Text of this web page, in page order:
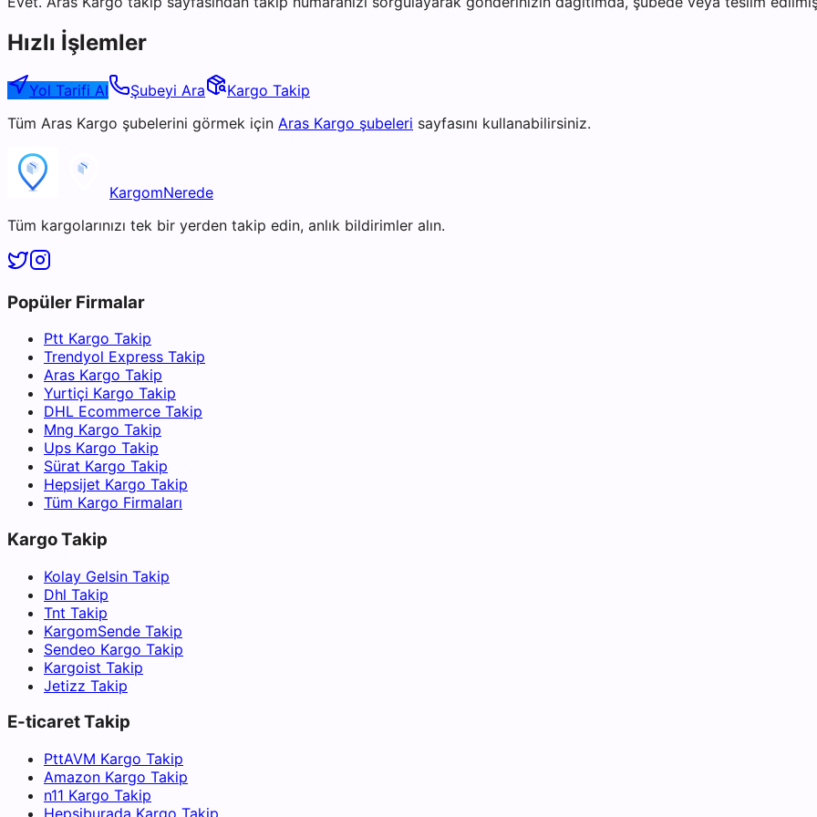
Hızlı İşlemler
Yol Tarifi Al Şubeyi Ara
Kargo Takip
Tüm Aras Kargo şubelerini görmek için Aras Kargo şubeleri sayfasını kullanabilirsiniz.
KargomNerede
Tüm kargolarınızı tek bir yerden takip edin, anlık bildirimler alın.
Popüler Firmalar
Ptt Kargo Takip
Trendyol Express Takip
Aras Kargo Takip
Yurtiçi Kargo Takip
DHL Ecommerce Takip
Mng Kargo Takip
Ups Kargo Takip
Sürat Kargo Takip
Hepsijet Kargo Takip
Tüm Kargo Firmaları
Kargo Takip
Kolay Gelsin Takip
Dhl Takip
Tnt Takip
KargomSende Takip
Sendeo Kargo Takip
Kargoist Takip
Jetizz Takip
E-ticaret Takip
PttAVM Kargo Takip
Amazon Kargo Takip
n11 Kargo Takip